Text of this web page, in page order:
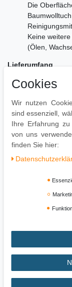
Die
Keine
(Ölen,
Lieferumfang
Ein
Montage
Einfacher
werden
werden
Impressum
Cookies
Wir nutzen
sind essenziell,
Ihre Erfahrung
von uns
finden Sie hier: